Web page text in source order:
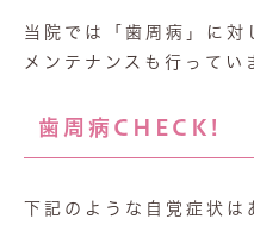
当院では「歯周病」に対
メンテナンスも行ってい
歯周病CHECK!
下記のような自覚症状は